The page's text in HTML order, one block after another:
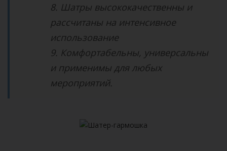
8. Шатры высококачественны и
рассчитаны на интенсивное
использование
9. Комфортабельны, универсальны
и применимы для любых
мероприятий.